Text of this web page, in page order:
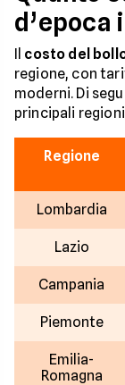
d’epoca
Il costo del
regione, con
moderni. Di
principali
Regione
Lombardia
Lazio
Campania
Piemonte
Emilia-
Romagna